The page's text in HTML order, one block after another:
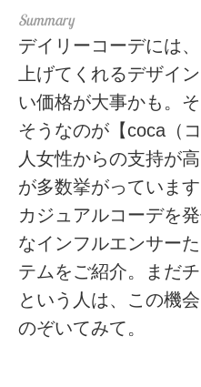
デイリーコーデには
上げてくれるデザイ
い価格が大事かも。
そうなのが【coca（
人女性からの支持が
が多数挙がっていま
カジュアルコーデを
なインフルエンサー
テムをご紹介。まだ
という人は、この機
のぞいてみて。